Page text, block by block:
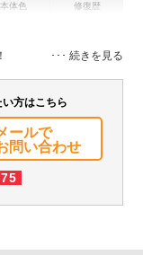
本体色 修復歴
ッグ
電動格納ミラー
い方はこちら
ールで
問い合わせ